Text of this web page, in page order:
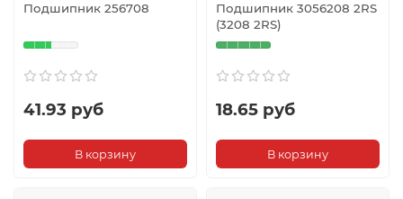
Подшипник 256708
41.93 руб
В корзину
Подшипник 3056208 2RS
(3208 2RS)
18.65 руб
В корзину